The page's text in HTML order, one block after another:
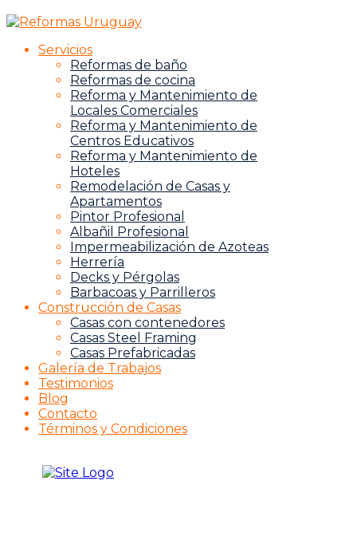
Servicios
Reformas de baño
Reformas de cocina
Reforma y Mantenimiento de
Locales Comerciales
Reforma y Mantenimiento de
Centros Educativos
Reforma y Mantenimiento de
Hoteles
Remodelación de Casas y
Apartamentos
Pintor Profesional
Albañil Profesional
Impermeabilización de Azoteas
Herrería
Decks y Pérgolas
Barbacoas y Parrilleros
Construcción de Casas
Casas con contenedores
Casas Steel Framing
Casas Prefabricadas
Galería de Trabajos
Testimonios
Blog
Contacto
Términos y Condiciones